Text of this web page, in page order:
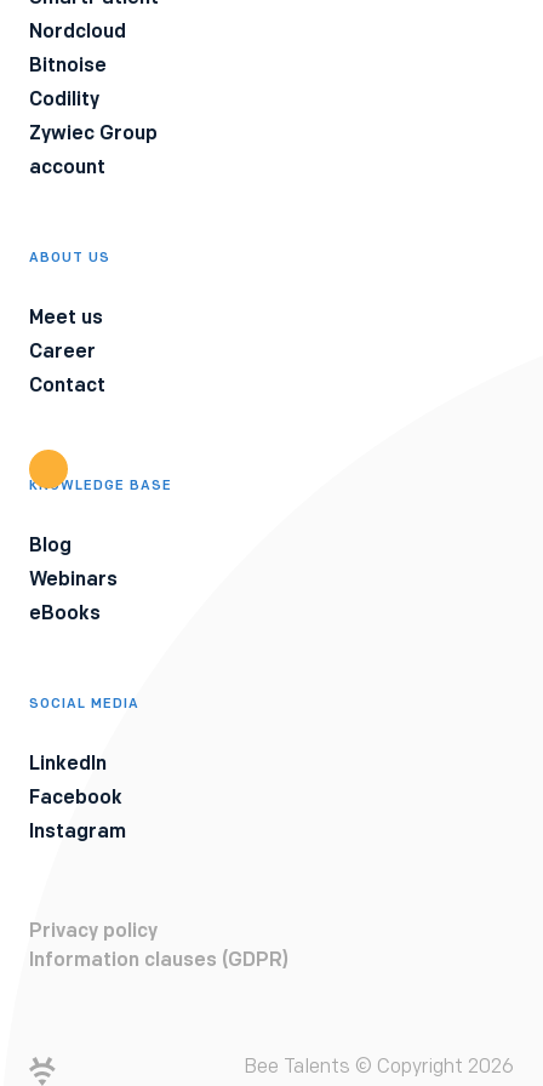
available in our Privacy Policy.
Nordcloud
Bitnoise
Codility
Zywiec Group
account
ABOUT US
Meet us
Career
Contact
KNOWLEDGE BASE
Blog
Webinars
eBooks
SOCIAL MEDIA
LinkedIn
Facebook
Instagram
Privacy policy
Information clauses (GDPR)
Bee Talents © Copyright 2026